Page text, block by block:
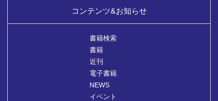
コンテンツ&お知らせ
書籍検索
書籍
近刊
電子書籍
NEWS
イベント